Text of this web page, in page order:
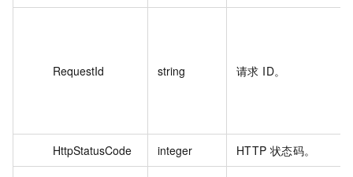
RequestId string 请求 ID。
HttpStatusCode integer HTTP 状态码。